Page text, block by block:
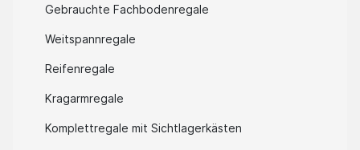
Gebrauchte Fachbodenregale
Weitspannregale
Reifenregale
Kragarmregale
Komplettregale mit Sichtlagerkästen